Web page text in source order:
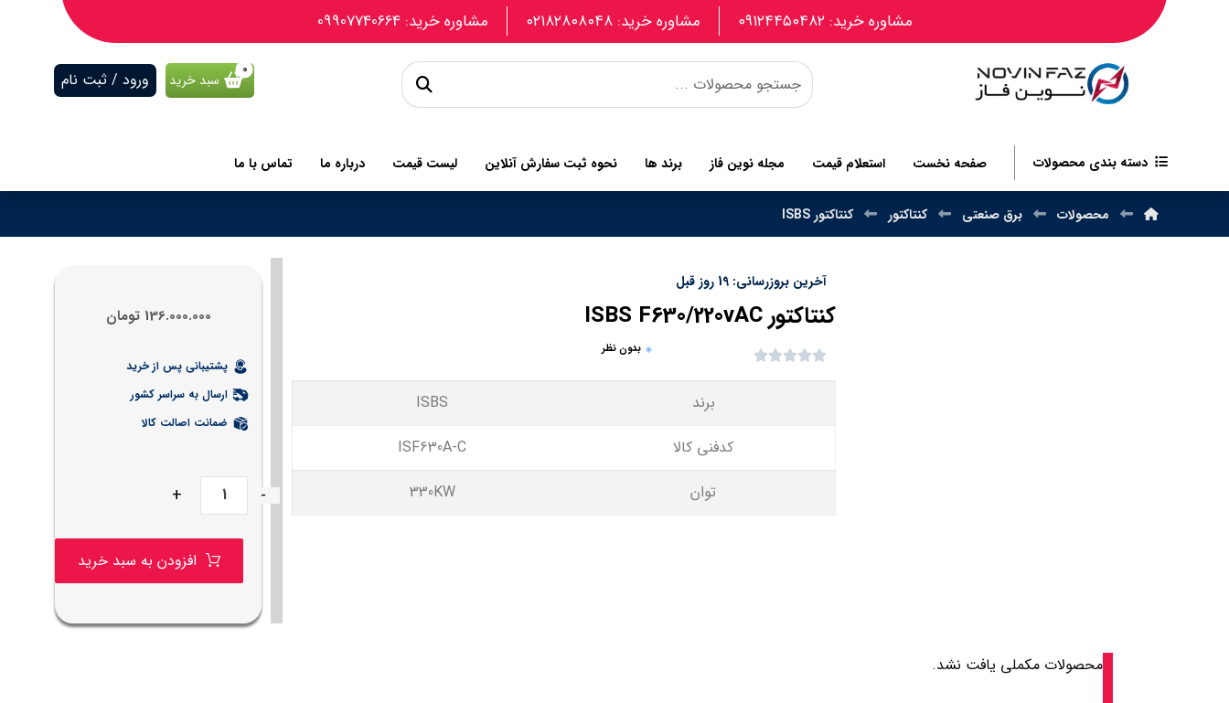
مشاوره خرید: 09907740664 مشاوره خرید: ۰۲۱۸۲۸۰۸۰۴۸ مشاوره خرید: ۰۹۱۲۴۴۵۰۴۸۲
ورود / ثبت نام سبد خرید
دسته بندی محصولات صفحه نخست استعلام قیمت مجله نوین فاز برند ها نحوه ثبت سفارش آنلاین لیست قیمت درباره ما تماس با ما
محصولات برق صنعتی کنتاکتور کنتاکتور ISBS
آخرین بروزرسانی: 19 روز قبل
کنتاکتور ISBS F630/220vAC
بدون نظر
برند
ISBS
کدفنی کالا
ISF630A-C
توان
330KW
136.000.000 تومان
پشتیبانی پس از خرید
ارسال به سراسر کشور
ضمانت اصالت کالا
-
+
افزودن به سبد خرید
محصولات مکملی یافت نشد.